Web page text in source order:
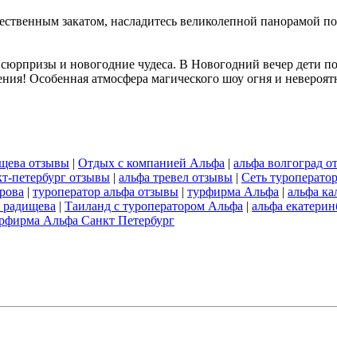
закатом, насладитесь великолепной панорамой
и новогодние чудеса. В Новогодний вечер дети
Особенная атмосфера магического шоу огня и
отзывы | Отдых с компанией Альфа | альфа волгоград
петербург отзывы | альфа тревел отзывы | Сеть
| туроператор альфа отзывы | турфирма Альфа | альфа
радищева | Таиланд с туроператором Альфа | альфа
Альфа Санкт Петербург